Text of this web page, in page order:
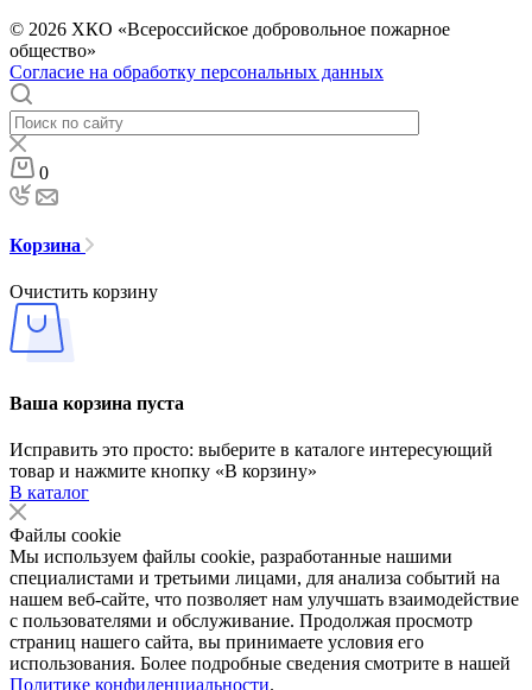
© 2026 ХКО «Всероссийское добровольное пожарное
общество»
Согласие на обработку персональных данных
0
Корзина
Очистить корзину
Ваша корзина пуста
Исправить это просто: выберите в каталоге интересующий
товар и нажмите кнопку «В корзину»
В каталог
Файлы cookie
Мы используем файлы cookie, разработанные нашими
специалистами и третьими лицами, для анализа событий на
нашем веб-сайте, что позволяет нам улучшать взаимодействие
с пользователями и обслуживание. Продолжая просмотр
страниц нашего сайта, вы принимаете условия его
использования. Более подробные сведения смотрите в нашей
Политике конфиденциальности.